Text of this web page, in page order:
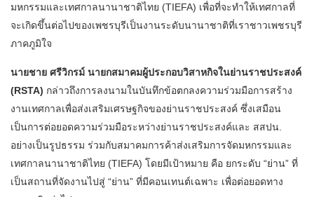
มหกรรมและเทศกาลนานาชาติไทย (TIEFA) เพื่อที่จะทำให้เทศกาลที่
จะเกิดขึ้นต่อไปของเพชรบุรีเป็นงานระดับนานาชาติที่เราชาวเพชรบุรี
ภาคภูมิใจ
นายชาย ศรีวิกรม์ นายกสมาคมผู้ประกอบวิสาหกิจในย่านราชประสงค์
(RSTA) กล่าวถึงการลงนามในบันทึกข้อตกลงความร่วมมือการสร้าง
งานเทศกาลเพื่อส่งเสริมเศรษฐกิจของย่านราชประสงค์ ซึ่งเสมือน
เป็นการต่อยอดความร่วมมือระหว่างย่านราชประสงค์และ สสปน.
อย่างเป็นรูปธรรม ร่วมกับสมาคมการค้าส่งเสริมการจัดมหกรรมและ
เทศกาลนานาชาติไทย (TIEFA) โดยมีเป้าหมาย คือ ยกระดับ “ย่าน” ที่
เป็นสถานที่จัดงานไปสู่ “ย่าน” ที่มีคอนเทนต์เฉพาะ เพื่อต่อยอดทาง